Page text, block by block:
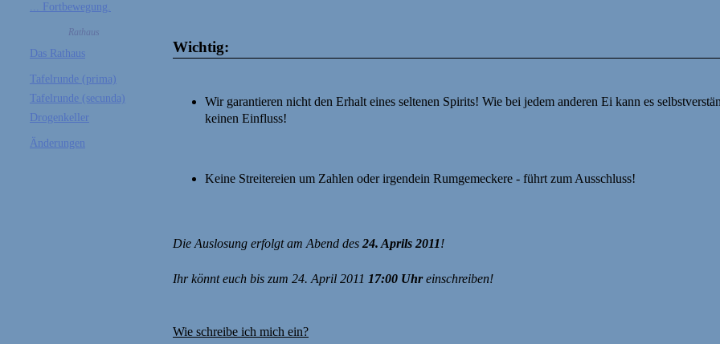
... Fortbewegung.
Rathaus
Das Rathaus
Tafelrunde (prima)
Tafelrunde (secunda)
Drogenkeller
Änderungen
Wichtig:
Wir garantieren nicht den Erhalt eines seltenen Spirits! Wie bei jedem anderen Ei kann es
keinen Einfluss!
Keine Streitereien um Zahlen oder irgendein Rumgemeckere - führt zum Ausschluss!
Die Auslosung erfolgt am Abend des 24. Aprils 2011!
Ihr könnt euch bis zum 24. April 2011 17:00 Uhreinschreiben!
Wie schreibe ich mich ein?